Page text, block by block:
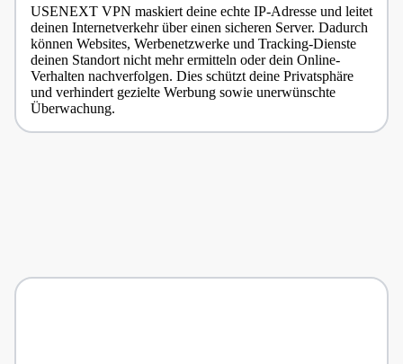
USENEXT VPN maskiert deine echte IP-Adresse und leitet
deinen Internetverkehr über einen sicheren Server. Dadurch
können Websites, Werbenetzwerke und Tracking-Dienste
deinen Standort nicht mehr ermitteln oder dein Online-
Verhalten nachverfolgen. Dies schützt deine Privatsphäre
und verhindert gezielte Werbung sowie unerwünschte
Überwachung.